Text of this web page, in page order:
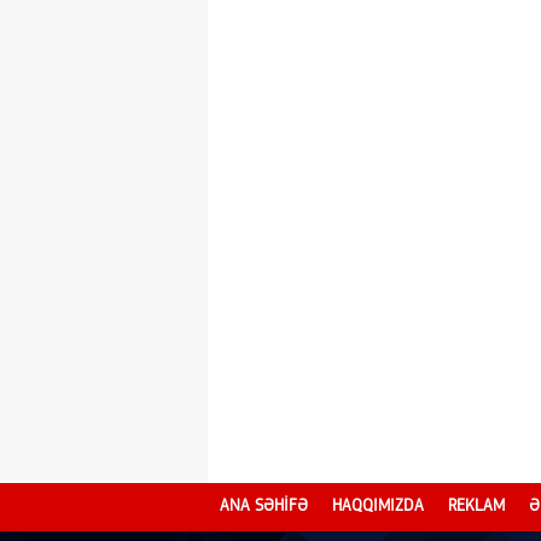
ANA SƏHİFƏ HAQQIMIZDA REKLAM